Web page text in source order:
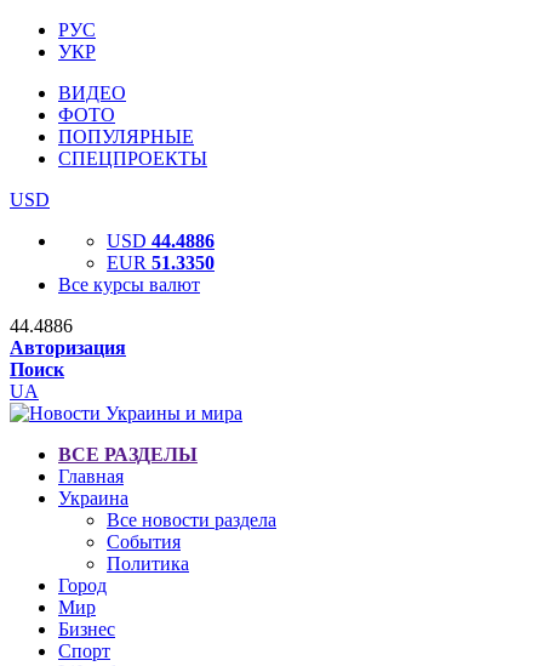
РУС
УКР
ВИДЕО
ФОТО
ПОПУЛЯРНЫЕ
СПЕЦПРОЕКТЫ
USD
USD 44.4886
EUR 51.3350
Все курсы валют
44.4886
Авторизация
Поиск
UA
ВСЕ РАЗДЕЛЫ
Главная
Украина
Все новости раздела
События
Политика
Город
Мир
Бизнес
Спорт